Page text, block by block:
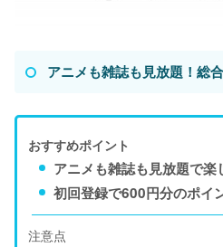
アニメも雑誌も見放題！総
おすすめポイント
アニメも雑誌も見放題で楽
初回登録で600円分のポイ
注意点